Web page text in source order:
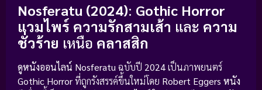
Nosferatu (2024): Gothic Horror
แวมไพร์ ความรักสามเส้า และ ความ
ชั่วร้าย เหนือ คลาสสิก
ดูหนังออนไลน์ Nosferatu ฉบับปี 2024เป็นภาพยนตร์
Gothic Horrorที่ถูกรังสรรค์ขึ้นใหม่โดย Robert Eggers หนัง